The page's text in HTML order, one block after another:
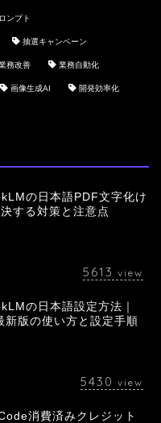
ンプト
抽選キャンペーン
務改善 業務自動化
画像生成AI 開発効率化
の日本語PDF文字化け
する対策と注意点
5613 view
の日本語設定方法｜
新版の使い方と設定手順
5430 view
消費済みクレジット
会社概要
採用情報